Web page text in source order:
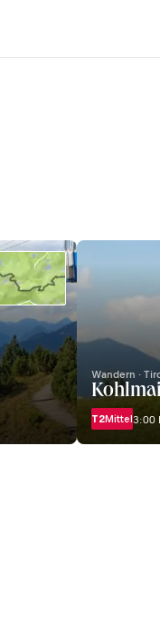
Wandern ·
T2Mittel3:00